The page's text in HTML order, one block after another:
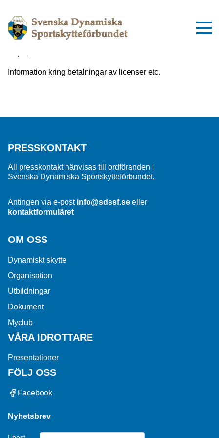
Viktig information om inbetalningar
till SDSSF
Information kring betalningar av licenser etc.
PRESSKONTAKT
All presskontakt hänvisas till ordföranden i
Svenska Dynamiska Sportskytteförbundet.
Antingen via e-post info@sdssf.se eller
kontaktformuläret
OM OSS
Dynamiskt skytte
Organisation
Utbildningar
Dokument
Myclub
VÅRA IDROTTARE
Presentationer
FÖLJ OSS
Facebook
Nyhetsbrev